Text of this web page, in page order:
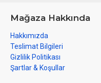
Mağaza Hakkında
Hakkımızda
Teslimat Bilgileri
Gizlilik Politikası
Şartlar & Koşullar